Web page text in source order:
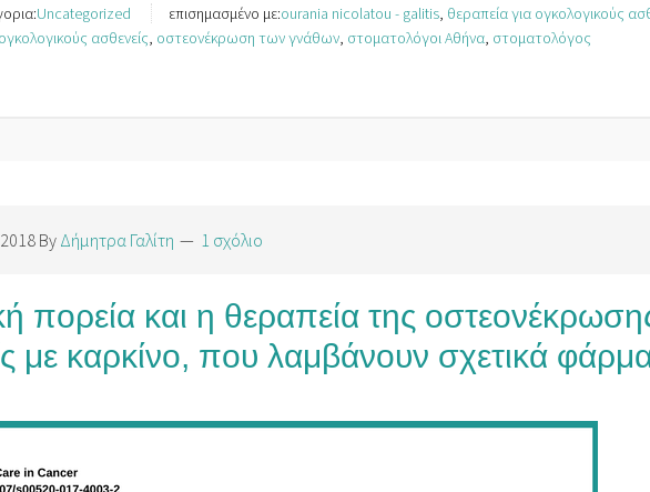
Uncategorized επισημασμένο με:ourania nicolatou - galitis, θεραπεία για ογκολογικούς
ασθενείς, οστεονέκρωση των γνάθων, στοματολόγοι Αθήνα, στοματολόγος
By Δήμητρα Γαλίτη 1 σχόλιο
πορεία και η θεραπεία της
με καρκίνο, που λαμβάνουν σχετικά